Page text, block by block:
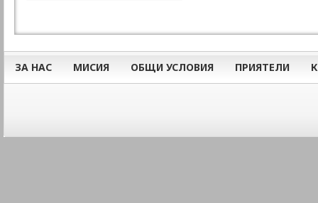
ЗА НАС МИСИЯ ОБЩИ УСЛОВИЯ ПРИЯТЕЛИ